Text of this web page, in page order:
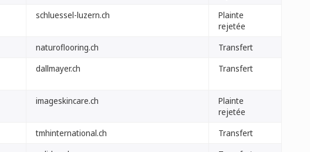
schluessel-luzern.ch
Plainte
rejetée
naturoflooring.ch
Transfert
dallmayer.ch Transfert
imageskincare.ch
Plainte
rejetée
tmhinternational.ch
Transfert